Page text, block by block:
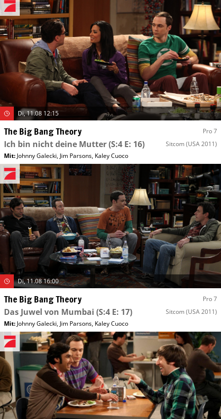
Di, 11.08 12:15
The Big Bang Theory Pro 7
Ich bin nicht deine Mutter(S:4 E: 16) Sitcom (USA 2011)
Mit: Johnny Galecki, Jim Parsons, Kaley Cuoco
Di, 11.08 16:00
The Big Bang Theory Pro 7
Das Juwel von Mumbai (S:4 E: 17) Sitcom (USA 2011)
Mit: Johnny Galecki, Jim Parsons, Kaley Cuoco